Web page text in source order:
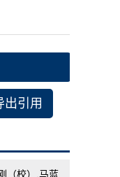
出引用
（校）.马蓝